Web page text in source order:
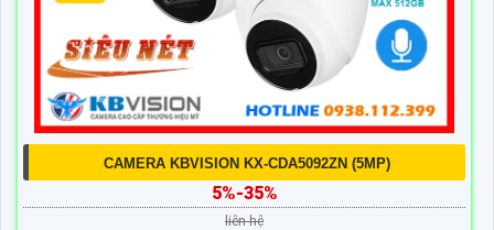
CAMERA KBVISION KX-CDA5092ZN (5MP)
5%-35%
liên hệ